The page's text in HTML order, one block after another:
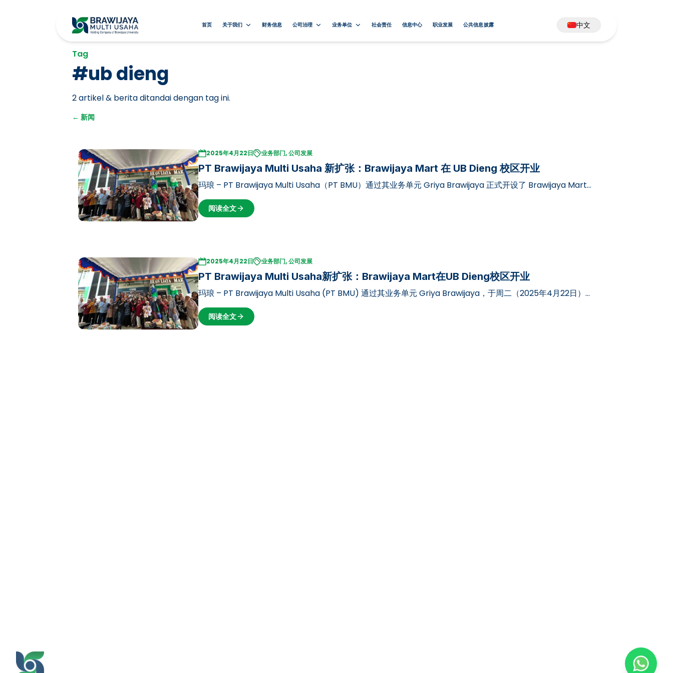
首页 关于我们 财务信息 公司治理 业务单位 社会责任 信息中心 职业发展 公共信息披露 中文
Tag
#ub dieng
2artikel & berita ditandai dengan tag ini.
← 新闻
2025年4月22日 业务部门, 公司发展
PT Brawijaya Multi Usaha 新扩张：Brawijaya Mart 在 UB Dieng 校区开业
玛琅 – PT Brawijaya Multi Usaha（PT BMU）通过其业务单元 Griya Brawijaya 正式开设了 Brawijaya Mart
业务线的新分店，该分店位于布拉维贾亚大学（UB）第二校区 Dieng 区域，…
阅读全文
2025年4月22日 业务部门, 公司发展
PT Brawijaya Multi Usaha新扩张：Brawijaya Mart在UB Dieng校区开业
玛琅 – PT Brawijaya Multi Usaha (PT BMU) 通过其业务单元 Griya Brawijaya，于周二（2025年4月22日）正
式在布拉维贾亚大学（UB）Dieng校区2号校区开设 Brawijaya Mart…
阅读全文